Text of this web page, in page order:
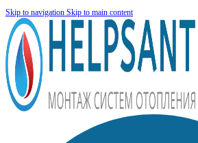
Skip to navigation Skip to main content